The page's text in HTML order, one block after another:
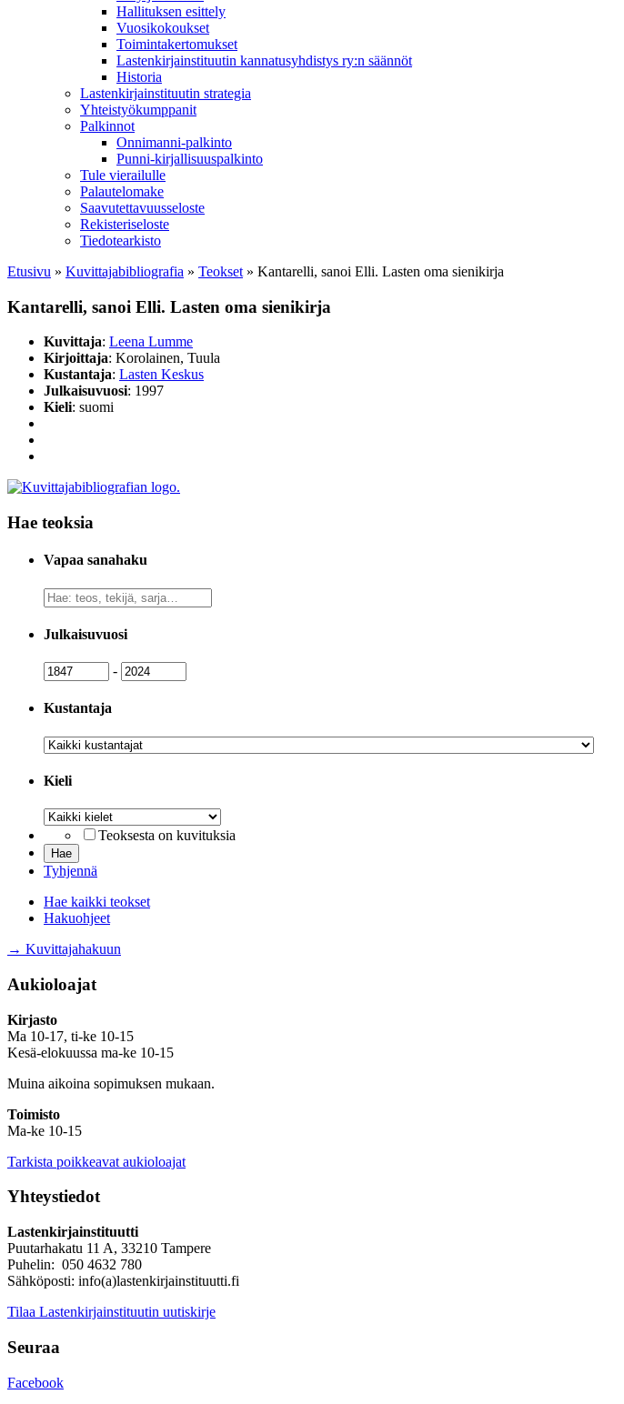
Hallituksen esittely
Vuosikokoukset
Toimintakertomukset
Lastenkirjainstituutin kannatusyhdistys ry:n säännöt
Historia
Lastenkirjainstituutin strategia
Yhteistyökumppanit
Palkinnot
Onnimanni-palkinto
Punni-kirjallisuuspalkinto
Tule vierailulle
Palautelomake
Saavutettavuusseloste
Rekisteriseloste
Tiedotearkisto
Etusivu » Kuvittaja­bibliografia » Teokset » Kantarelli, sanoi Elli. Lasten oma sienikirja
Kantarelli, sanoi Elli. Lasten oma sienikirja
Kuvittaja: Leena Lumme
Kirjoittaja: Korolainen, Tuula
Kustantaja: Lasten Keskus
Julkaisuvuosi: 1997
Kieli: suomi
Hae teoksia
Vapaa sanahaku
Vapaa
sanahaku
Julkaisuvuosi
Julkaisuvuosi
- Julkaisuvuosi
Kustantaja
Kustantaja
Kieli
Kieli
Teoksesta on kuvituksia
Tyhjennä
Hae kaikki teokset
Hakuohjeet
→ Kuvittajahakuun
Aukioloajat
Kirjasto
Ma 10-17, ti-ke 10-15
Kesä-elokuussa ma-ke 10-15
Muina aikoina sopimuksen mukaan.
Toimisto
Ma-ke 10-15
Tarkista poikkeavat aukioloajat
Yhteystiedot
Lastenkirjainstituutti
Puutarhakatu 11 A, 33210 Tampere
Puhelin: 050 4632 780
Sähköposti: info(a)lastenkirjainstituutti.fi
Tilaa Lastenkirjainstituutin uutiskirje
Seuraa
Facebook